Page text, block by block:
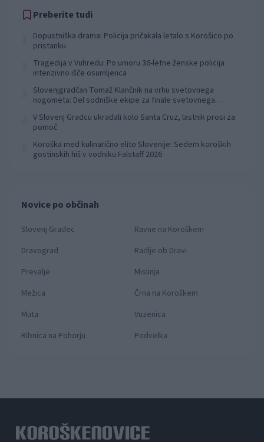
Preberite tudi
Dopustniška drama: Policija pričakala letalo s Korošico po
pristanku
Tragedija v Vuhredu: Po umoru 36-letne ženske policija
intenzivno išče osumljenca
Slovenjgradčan Tomaž Klančnik na vrhu svetovnega
nogometa: Del sodniške ekipe za finale svetovnega
V Slovenj Gradcu ukradali kolo Santa Cruz, lastnik prosi za
pomoč
Koroška med kulinarično elito Slovenije: Sedem koroških
gostinskih hiš v vodniku Falstaff 2026
Novice po občinah
Slovenj Gradec
Ravne na Koroškem
Dravograd
Radlje ob Dravi
Prevalje
Mislinja
Mežica
Črna na Koroškem
Muta
Vuzenica
Ribnica na Pohorju
Podvelka